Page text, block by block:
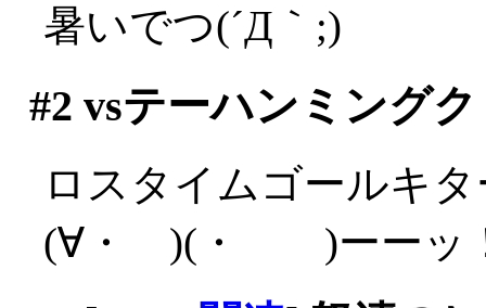
暑いでつ(´Д｀;)
#2 vsテーハンミング
ロスタイムゴール
(∀・ )(・ )ーーッ